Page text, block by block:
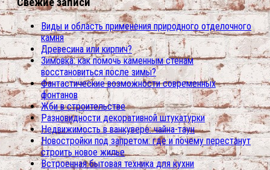
Виды и область применения природного отделочного
камня
Древесина или кирпич?
Зимовка: как помочь каменным стенам
восстановиться после зимы?
Фантастические возможности современных
фонтанов
Жби в строительстве
Разновидности декоративной штукатурки
Недвижимость в ванкувере: чайна-таун
Новостройки под запретом: где и почему перестанут
строить новое жилье
Встроенная бытовая техника для кухни